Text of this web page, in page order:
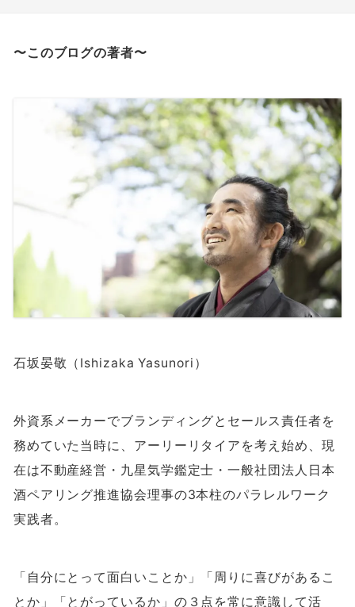
〜このブログの著者〜
石坂晏敬（Ishizaka Yasunori）
外資系メーカーでブランディングとセールス責任者を
務めていた当時に、アーリーリタイアを考え始め、現
在は不動産経営・九星気学鑑定士・一般社団法人日本
酒ペアリング推進協会理事の3本柱のパラレルワーク
実践者。
「自分にとって面白いことか」「周りに喜びがあるこ
とか」「とがっているか」の３点を常に意識して活